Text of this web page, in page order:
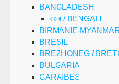
BANGLADESH
বাংলা / BENGALI
BIRMANIE-
BRESIL
BREZHONEG /
BULGARIA
CARAIBES